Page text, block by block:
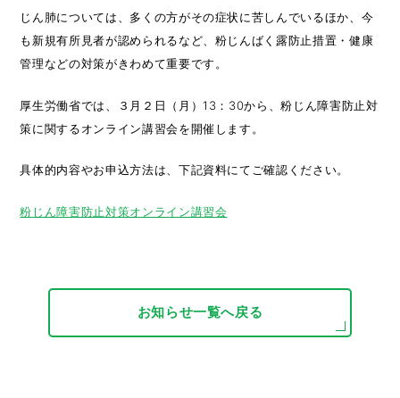
じん肺については、多くの方がその症状に苦しんでいるほか、今
も新規有所見者が認められるなど、粉じんばく露防止措置・健康
管理などの対策がきわめて重要です。
厚生労働省では、３月２日（月）13：30から、粉じん障害防止対
策に関するオンライン講習会を開催します。
具体的内容やお申込方法は、下記資料にてご確認ください。
粉じん障害防止対策オンライン講習会
お知らせ一覧へ戻る